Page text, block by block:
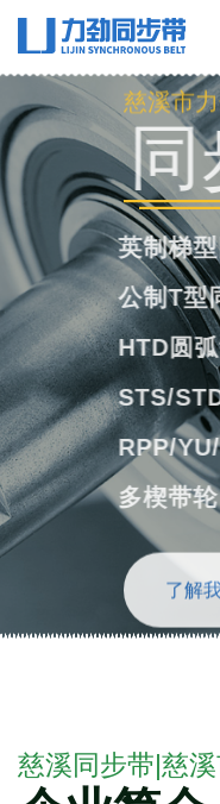
慈溪市力劲同步带
工业
带
橡胶单面齿同步带
橡胶双面齿同步带
橡胶多楔带
橡胶开口带
了解我们的产品
慈溪同步带|慈